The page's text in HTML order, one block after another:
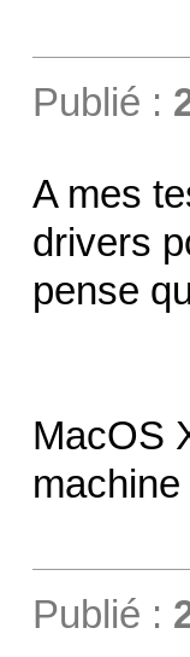
Publié :
A mes
drivers
pense
MacOS
Publié :